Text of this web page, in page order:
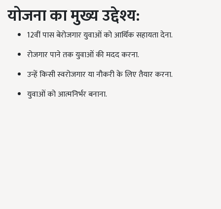
योजना का मुख्य उद्देश्य:
12वीं पास बेरोजगार युवाओं को आर्थिक सहायता देना.
रोजगार पाने तक युवाओं की मदद करना.
उन्हें किसी स्वरोजगार या नौकरी के लिए तैयार करना.
युवाओं को आत्मनिर्भर बनाना.